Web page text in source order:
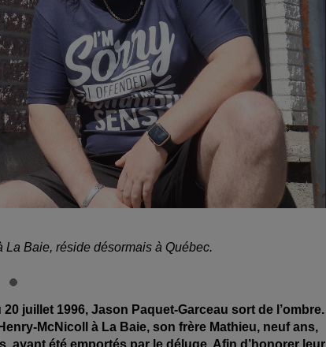
Baie, réside désormais à Québec.
juillet 1996, Jason Paquet-Garceau sort de l’ombre.
McNicoll à La Baie, son frère Mathieu, neuf ans,
ayant été emportés par le déluge. Afin d’honorer leur